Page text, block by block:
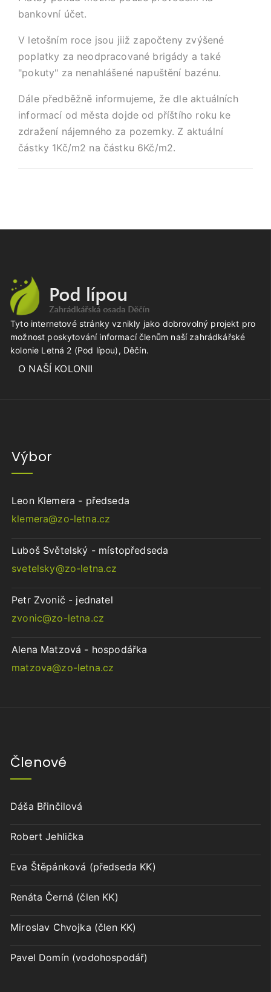
bankovní účet.
V letošním roce jsou jiiž započteny zvýšené
poplatky za neodpracované brigády a také
"pokuty" za nenahlášené napuštění bazénu.
Dále předběžně informujeme, že dle aktuálních
informací od města dojde od příštího roku ke
zdražení nájemného za pozemky. Z aktuální
částky 1Kč/m2 na částku 6Kč/m2.
Tyto internetové stránky vznikly jako dobrovolný projekt pro
možnost poskytování informací členům naší zahrádkářské
kolonie Letná 2 (Pod lípou), Děčín.
O NAŠÍ KOLONII
Výbor
Leon Klemera - předseda
klemera@zo-letna.cz
Luboš Světelský - místopředseda
svetelsky@zo-letna.cz
Petr Zvonič - jednatel
zvonic@zo-letna.cz
Alena Matzová - hospodářka
matzova@zo-letna.cz
Členové
Dáša Břinčilová
Robert Jehlička
Eva Štěpánková (předseda KK)
Renáta Černá (člen KK)
Miroslav Chvojka (člen KK)
Pavel Domín (vodohospodář)